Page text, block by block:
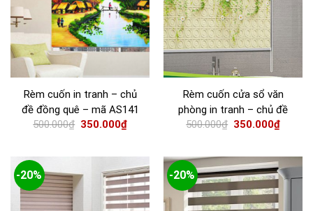
Rèm cuốn in tranh – chủ
đề đồng quê – mã AS141
500.000₫ 350.000₫
Rèm cuốn cửa sổ văn
phòng in tranh – chủ đề
hoa hồng- mã AS 3649
500.000₫ 350.000₫
-20% -20%